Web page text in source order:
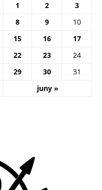
1
2
3
8 9
10
15 16
17
22 23
24
29 30
31
juny »